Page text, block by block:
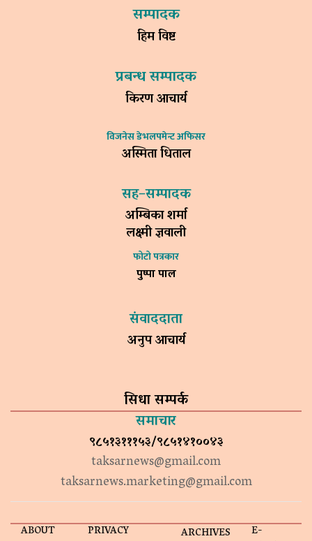
सम्पादक
हिम विष्ट
प्रबन्ध सम्पादक
किरण आचार्य
विजनेस डेभलपमेन्ट अफिसर
अस्मिता धिताल
सह–सम्पादक
अम्बिका शर्मा
लक्ष्मी ज्ञवाली
फोटो पत्रकार
पुष्पा पाल
संवाददाता
अनुप आचार्य
सिधा सम्पर्क
समाचार
९८५१३१११५३/९८५१४१००४३
taksarnews@gmail.com
taksarnews.marketing@gmail.com
ABOUT PRIVACY ARCHIVES E-